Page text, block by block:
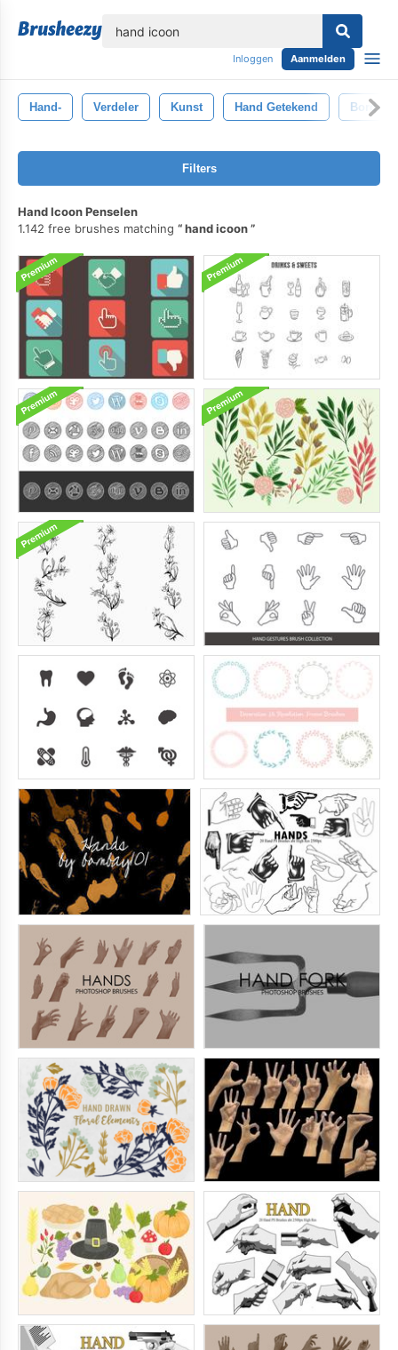
Inloggen Aanmelden
Hand- Verdeler Kunst Hand Getekend Borders
Filters
Hand Icoon Penselen
1.142 free brushes matching
hand icoon